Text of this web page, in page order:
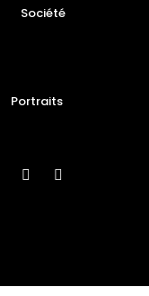
Société
Portraits